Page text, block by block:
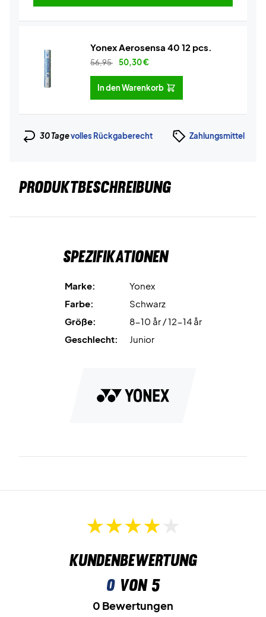
Yonex Aerosensa 40 12 pcs.
56,95 50,30€
In den Warenkorb
30 Tagevolles Rückgaberecht Zahlungsmittel
PRODUKTBESCHREIBUNG
Spezifikationen
Marke:
Yonex
Farbe:
Schwarz
Größe:
8-10 år / 12-14 år
Geschlecht:
Junior
Kundenbewertung
0von 5
0 Bewertungen